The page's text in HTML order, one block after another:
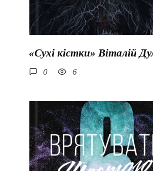
«Сухі кістки» Віталій
0 6